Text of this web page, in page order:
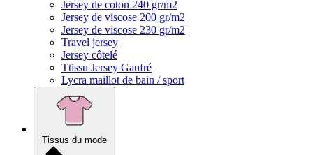
Jersey de coton 240 gr/m2
Jersey de viscose 200 gr/m2
Jersey de viscose 230 gr/m2
Travel jersey
Jersey côtelé
Ttissu Jersey Gaufré
Lycra maillot de bain / sport
Tissus du mode